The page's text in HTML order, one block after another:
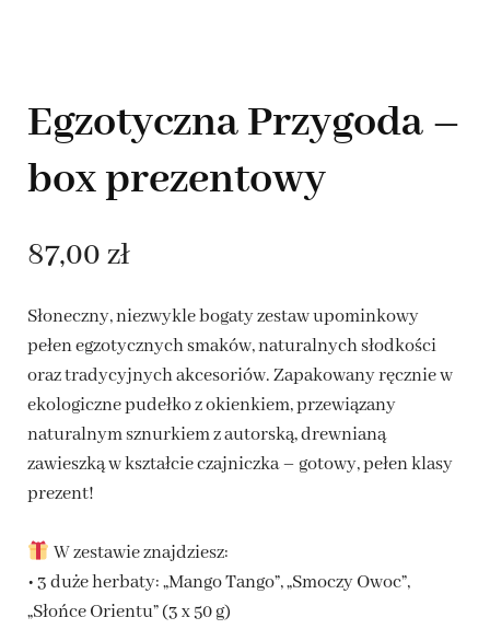
Egzotyczna Przygoda –
box prezentowy
87,00 zł
Słoneczny, niezwykle bogaty zestaw upominkowy
pełen egzotycznych smaków, naturalnych słodkości
oraz tradycyjnych akcesoriów. Zapakowany ręcznie w
ekologiczne pudełko z okienkiem, przewiązany
naturalnym sznurkiem z autorską, drewnianą
zawieszką w kształcie czajniczka – gotowy, pełen klasy
prezent!
W zestawie znajdziesz:
• 3 duże herbaty: „Mango Tango”, „Smoczy Owoc”,
„Słońce Orientu” (3 x 50 g)